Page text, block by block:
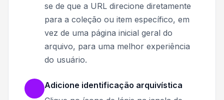
se de que a URL direcione diretamente
para a coleção ou item específico, em
vez de uma página inicial geral do
arquivo, para uma melhor experiência
do usuário.
Adicione identificação arquivística